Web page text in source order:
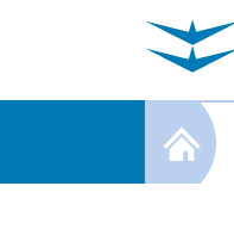
メニュー